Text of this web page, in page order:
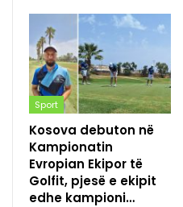
Sport
Kosova debuton në
Kampionatin
Evropian Ekipor të
Golfit, pjesë e ekipit
edhe kampioni…